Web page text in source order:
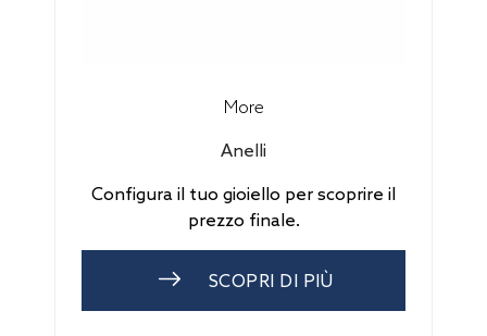
More
Anelli
Configura il tuo gioiello per scoprire il
prezzo finale.
SCOPRI DI PIÙ